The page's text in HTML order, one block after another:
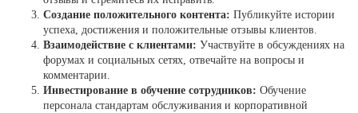
Создание положительного контента: Публикуйте истории
успеха, достижения и положительные отзывы клиентов.
Взаимодействие с клиентами: Участвуйте в обсуждениях на
форумах и социальных сетях, отвечайте на вопросы и
комментарии.
Инвестирование в обучение сотрудников: Обучение
персонала стандартам обслуживания и корпоративной